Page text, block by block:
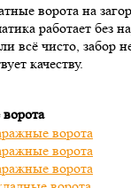
ворота на
работает без
всё чисто, забор
качеству.